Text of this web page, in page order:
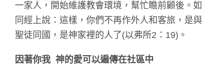
一家人，開始維護教會環境，幫忙瞻前顧後。如
同經上說：這樣，你們不再作外人和客旅，是與
聖徒同國，是神家裡的人了(以弗所2：19)。
因著你我 神的愛可以遍傳在社區中